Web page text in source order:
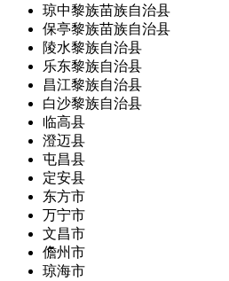
琼中黎族苗族自治县
保亭黎族苗族自治县
陵水黎族自治县
乐东黎族自治县
昌江黎族自治县
白沙黎族自治县
临高县
澄迈县
屯昌县
定安县
东方市
万宁市
文昌市
儋州市
琼海市